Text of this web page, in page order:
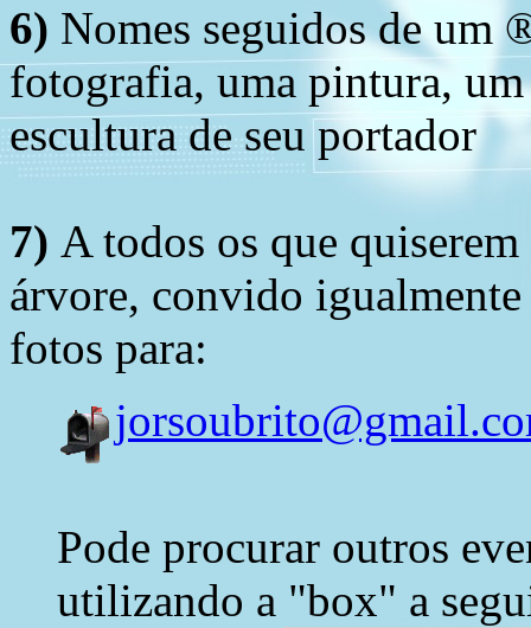
6) Nomes seguidos de um
fotografia, uma pintura,
escultura de seu portador
7) A todos os que
árvore, convido
fotos para:
Pode procurar outros
utilizando a "box" a